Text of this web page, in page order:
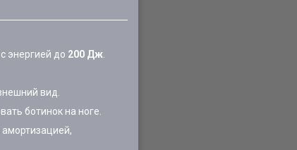
энергией до 200 Дж
вид.
ботинок на ноге.
амортизацией,